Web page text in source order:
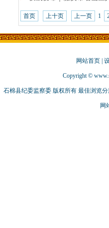
首页 上十页 上一页 1
网站首页
Copyright ©
石棉县纪委监察委 版权所有 最佳浏览
网